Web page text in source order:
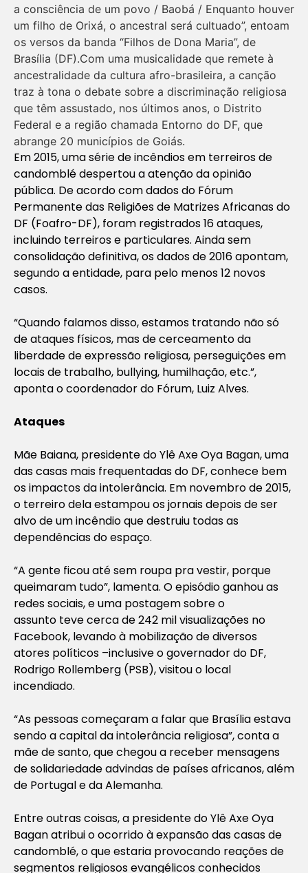
a consciência de um povo / Baobá / Enquanto houver
um filho de Orixá, o ancestral será cultuado”, entoam
os versos da banda “Filhos de Dona Maria”, de
Brasília (DF).Com uma musicalidade que remete à
ancestralidade da cultura afro-brasileira, a canção
traz à tona o debate sobre a discriminação religiosa
que têm assustado, nos últimos anos, o Distrito
Federal e a região chamada Entorno do DF, que
abrange 20 municípios de Goiás.
Em 2015, uma série de incêndios em terreiros de
candomblé despertou a atenção da opinião
pública. De acordo com dados do Fórum
Permanente das Religiões de Matrizes Africanas do
DF (Foafro-DF), foram registrados 16 ataques,
incluindo terreiros e particulares. Ainda sem
consolidação definitiva, os dados de 2016 apontam,
segundo a entidade, para pelo menos 12 novos
casos.
“Quando falamos disso, estamos tratando não só
de ataques físicos, mas de cerceamento da
liberdade de expressão religiosa, perseguições em
locais de trabalho, bullying, humilhação, etc.”,
aponta o coordenador do Fórum, Luiz Alves.
Ataques
Mãe Baiana, presidente do Ylê Axe Oya Bagan, uma
das casas mais frequentadas do DF, conhece bem
os impactos da intolerância. Em novembro de 2015,
o terreiro dela estampou os jornais depois de ser
alvo de um incêndio que destruiu todas as
dependências do espaço.
“A gente ficou até sem roupa pra vestir, porque
queimaram tudo”, lamenta. O episódio ganhou as
redes sociais, e uma postagem sobre o
assunto teve cerca de 242 mil visualizações no
Facebook, levando à mobilização de diversos
atores políticos –inclusive o governador do DF,
Rodrigo Rollemberg (PSB), visitou o local
incendiado.
“As pessoas começaram a falar que Brasília estava
sendo a capital da intolerância religiosa”, conta a
mãe de santo, que chegou a receber mensagens
de solidariedade advindas de países africanos, além
de Portugal e da Alemanha.
Entre outras coisas, a presidente do Ylê Axe Oya
Bagan atribui o ocorrido à expansão das casas de
candomblé, o que estaria provocando reações de
segmentos religiosos evangélicos conhecidos